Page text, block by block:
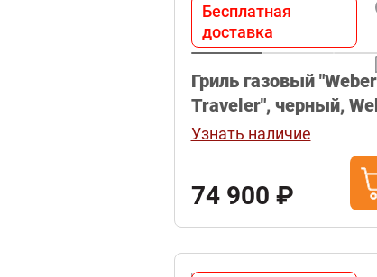
Бесплатная
доставка
Гриль газовый "Weber
Traveler", черный,
Узнать наличие
74 900 ₽